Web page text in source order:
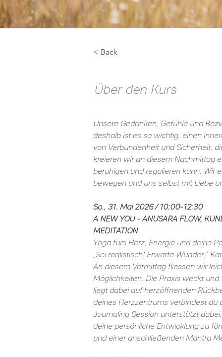
< Back
Über den Kurs
Unsere Gedanken, Gefühle und
deshalb ist es so wichtig, einen
von Verbundenheit und Sicherheit,
kreieren wir an diesem Nachmittag
beruhigen und regulieren kann. Wir
bewegen und uns selbst mit Liebe
So., 31. Mai 2026 / 10:00-12:30
A NEW YOU - ANUSARA FLOW,
MEDITATION
Yoga fürs Herz, Energie und deine
„Sei realistisch! Erwarte Wunder.“
An diesem Vormittag fliessen wir
Möglichkeiten. Die Praxis weckt
liegt dabei auf herzöffnenden
deines Herzzentrums verbindest
Journaling Session unterstützt
deine persönliche Entwicklung zu
und einer anschließenden Mantra